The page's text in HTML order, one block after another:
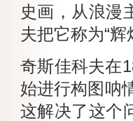
史画，从浪漫
夫把它称为“辉
奇斯佳科夫在
始进行构图呐
这解决了这个